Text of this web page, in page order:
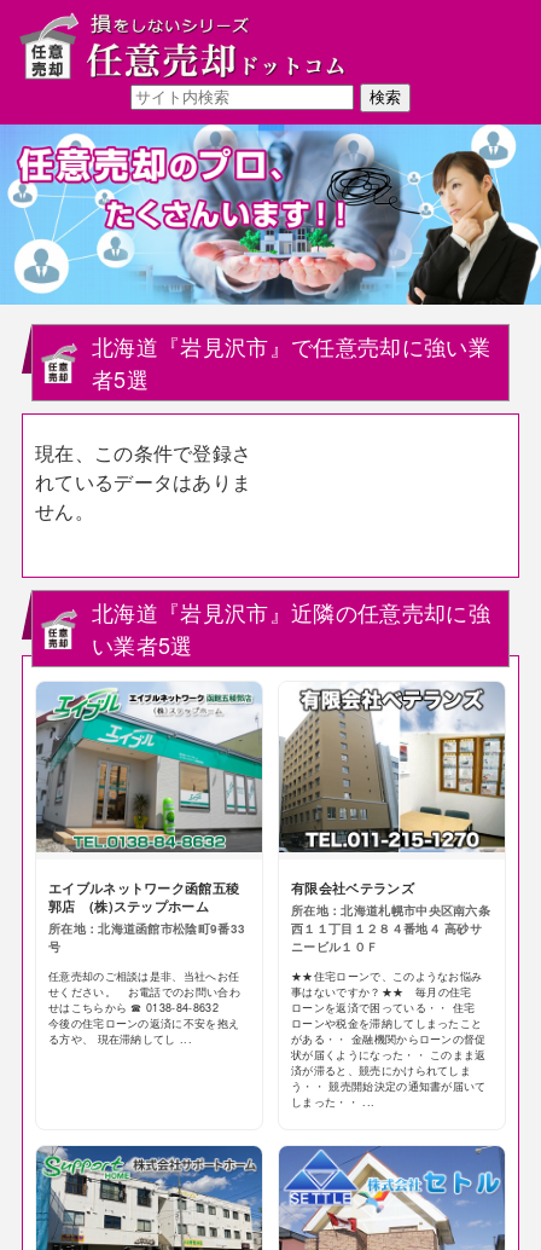
北海道『岩見沢市』で任意売却に強い業
者5選
現在、この条件で登録さ
れているデータはありま
せん。
北海道『岩見沢市』近隣の任意売却に強
い業者5選
エイブルネットワーク函館五稜
郭店 (株)ステップホーム
所在地：北海道函館市松陰町9番33
号
任意売却のご相談は是非、当社へお任
せください。 お電話でのお問い合わ
せはこちらから ☎ 0138-84-8632
今後の住宅ローンの返済に不安を抱え
る方や、 現在滞納してし ...
有限会社ベテランズ
所在地：北海道札幌市中央区南六条
西１１丁目１２８４番地４ 高砂サ
ニービル１０Ｆ
★★住宅ローンで、このようなお悩み
事はないですか？★★ 毎月の住宅
ローンを返済で困っている・・ 住宅
ローンや税金を滞納してしまったこと
がある・・ 金融機関からローンの督促
状が届くようになった・・ このまま返
済が滞ると、競売にかけられてしま
う・・ 競売開始決定の通知書が届いて
しまった・・ ...